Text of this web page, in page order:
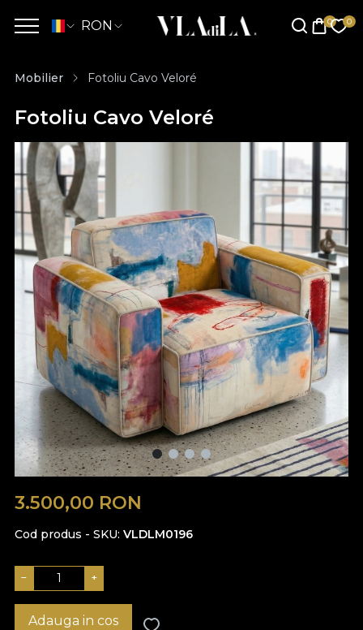
RON
Mobilier Fotoliu Cavo Veloré
Fotoliu Cavo Veloré
3.500,00 RON
Cod produs - SKU VLDLM0196
− +
Adauga in cos